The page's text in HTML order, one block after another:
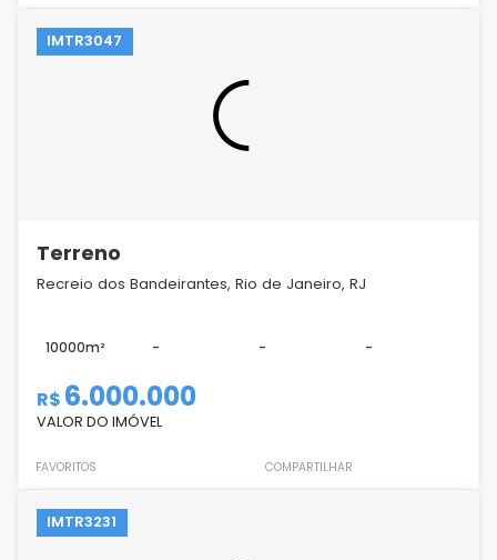
IMTR3047
Terreno
Recreio dos Bandeirantes, Rio de Janeiro, RJ
10000m² - - -
R$ 6.000.000
VALOR DO IMÓVEL
FAVORITOS COMPARTILHAR
IMTR3231